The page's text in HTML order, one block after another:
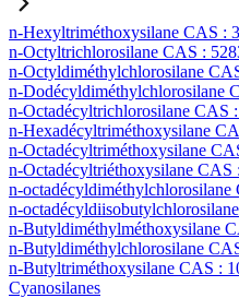
n-Hexyltriméthoxysilane CAS :
n-Octyltrichlorosilane CAS :
n-Octyldiméthylchlorosilane
n-Dodécyldiméthylchlorosilane
n-Octadécyltrichlorosilane CAS
n-Hexadécyltriméthoxysilane
n-Octadécyltriméthoxysilane
n-Octadécyltriéthoxysilane CAS
n-
n-
n-Butyldiméthylméthoxysilane
n-Butyldiméthylchlorosilane
n-Butyltriméthoxysilane CAS :
Cyanosilanes